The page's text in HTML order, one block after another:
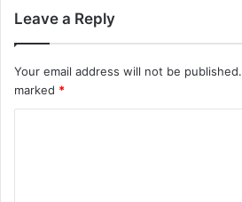
Leave a Reply
Your email address will not be published.
marked *